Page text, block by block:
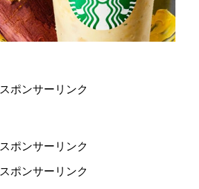
スポンサーリンク
スポンサーリンク
スポンサーリンク